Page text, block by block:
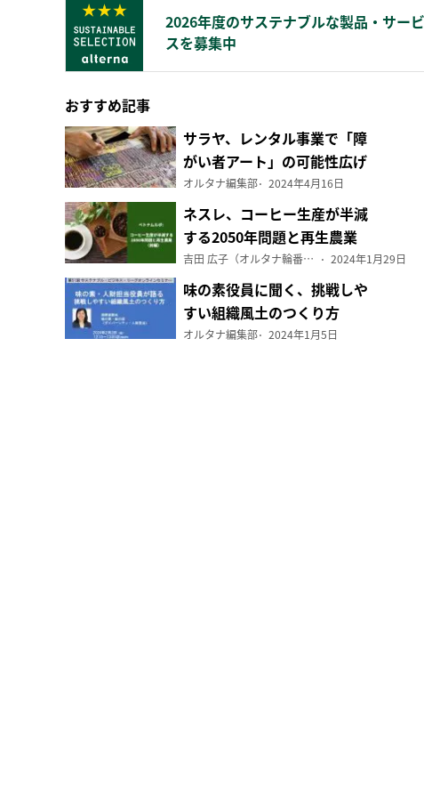
2026年度のサステナブルな製品・サービ
スを募集中
おすすめ記事
サラヤ、レンタル事業で「障
がい者アート」の可能性広げ
る
オルタナ編集部 2024年4月16日
ネスレ、コーヒー生産が半減
する2050年問題と再生農業
（前編）
吉田 広子（オルタナ輪番編集長） 2024年1月29日
味の素役員に聞く、挑戦しや
すい組織風土のつくり方
オルタナ編集部 2024年1月5日